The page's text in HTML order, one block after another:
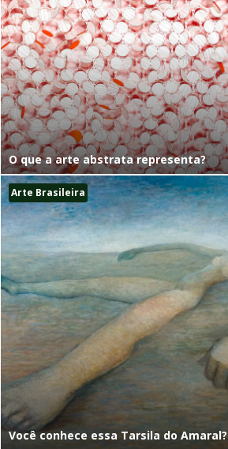
O que a arte abstrata representa?
Arte Brasileira
Você conhece essa Tarsila do Amaral?